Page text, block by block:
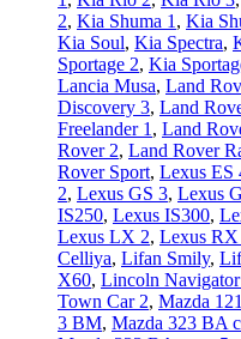
2, Kia Shuma 1 , Kia
Kia Soul, Kia Spectra,
Sportage 2, Kia
Lancia Musa, Land
Discovery 3, Land
Freelander 1 , Land
Rover 2, Land Rover
Rover Sport, Lexus ES
2, Lexus GS 3, Lexus
IS250, Lexus IS300,
Lexus LX 2, Lexus RX
Celliya, Lifan Smily,
X60, Lincoln
Town Car 2, Mazda 121
3 BM, Mazda 323 BA